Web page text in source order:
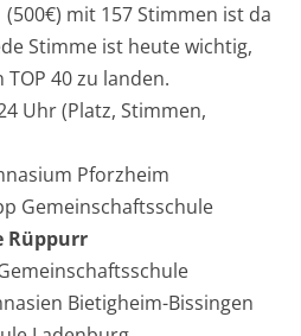
mit 157 Stimmen ist da
Stimme ist heute wichtig,
40 zu landen.
Uhr (Platz, Stimmen,
Pforzheim
Gemeinschaftsschule
Rüppurr
Bietigheim-Bissingen